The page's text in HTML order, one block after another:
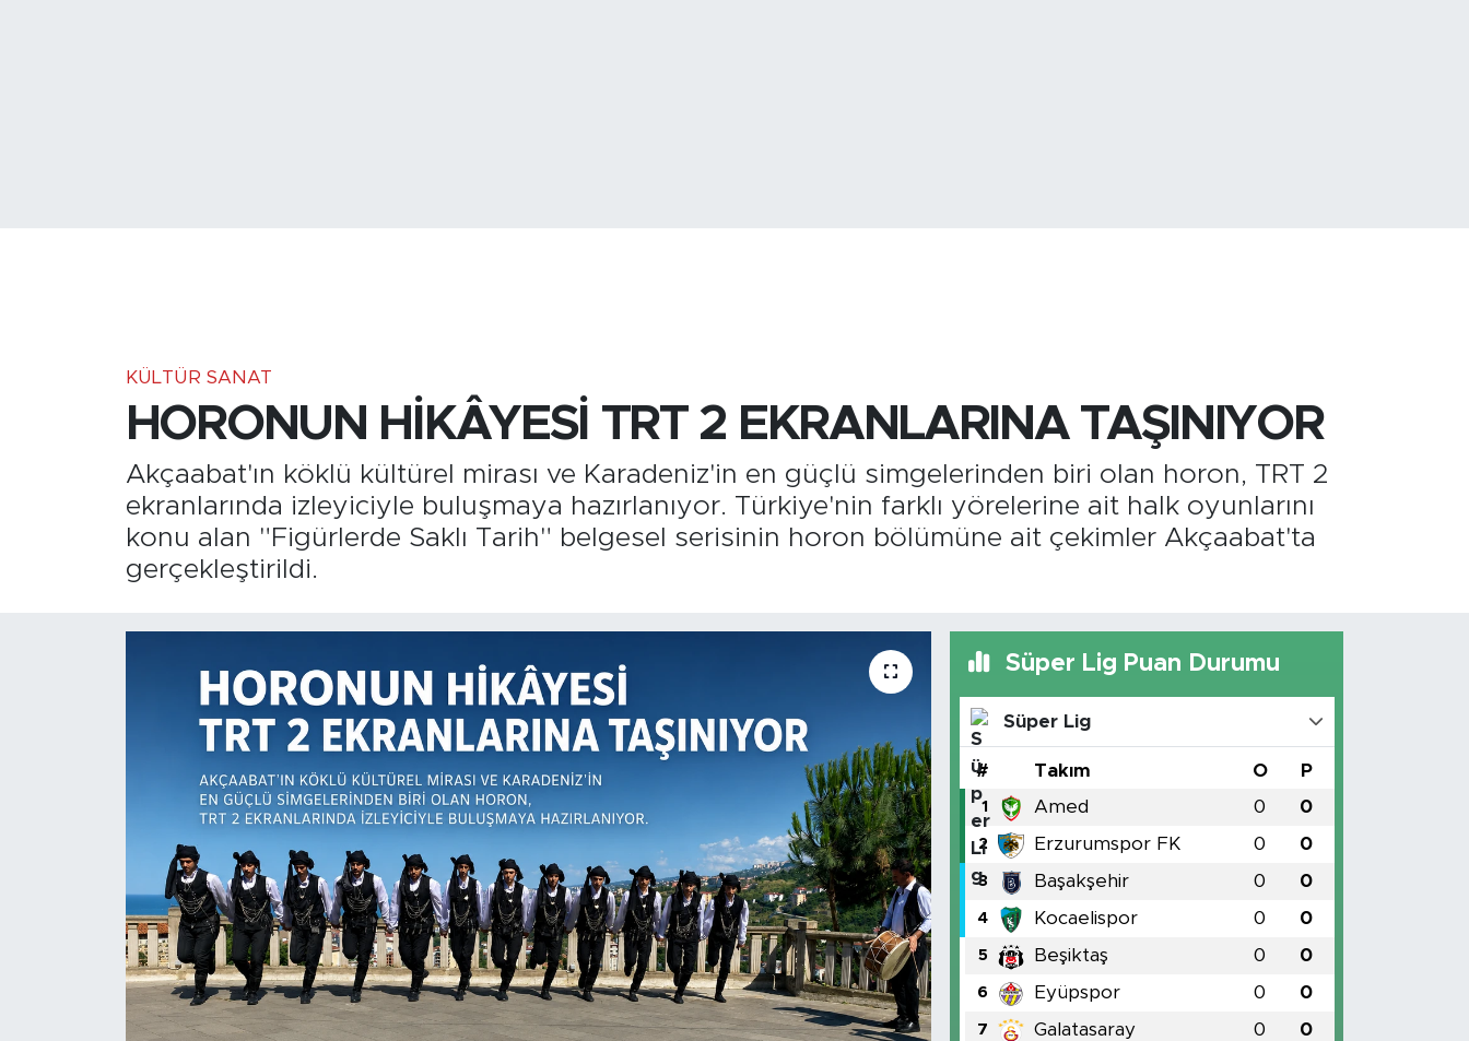
KÜLTÜR SANAT
HORONUN HİKÂYESİ TRT 2 EKRANLARINA TAŞINIYOR
Akçaabat'ın köklü kültürel mirası ve Karadeniz'in en güçlü simgelerinden biri olan horon, TRT 2
ekranlarında izleyiciyle buluşmaya hazırlanıyor. Türkiye'nin farklı yörelerine ait halk oyunlarını
konu alan "Figürlerde Saklı Tarih" belgesel serisinin horon bölümüne ait çekimler Akçaabat'ta
gerçekleştirildi.
Süper Lig Puan Durumu
Süper Lig
# Takım O P
1 Amed 0 0
2 Erzurumspor FK 0 0
3 Başakşehir 0 0
4 Kocaelispor 0 0
5 Beşiktaş 0 0
6 Eyüpspor 0 0
7 Galatasaray 0 0
Köşe Yazarları
Ulusal Son Dakika Haberleri